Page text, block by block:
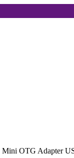
Mini OTG Adapter